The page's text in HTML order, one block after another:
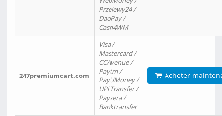
Przelewy24 /
DaoPay /
Cash4WM
247premiumcart.com
Visa /
Mastercard /
CCAvenue /
Paytm /
PayUMoney /
UPi Transfer /
Paysera /
Banktransfer
Acheter